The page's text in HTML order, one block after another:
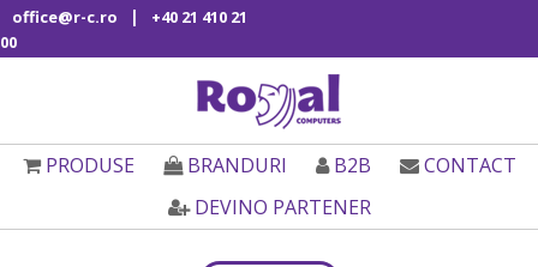
office@r-c.ro |
+40 21 410 21
00
PRODUSE BRANDURI B2B
CONTACT
DEVINO PARTENER